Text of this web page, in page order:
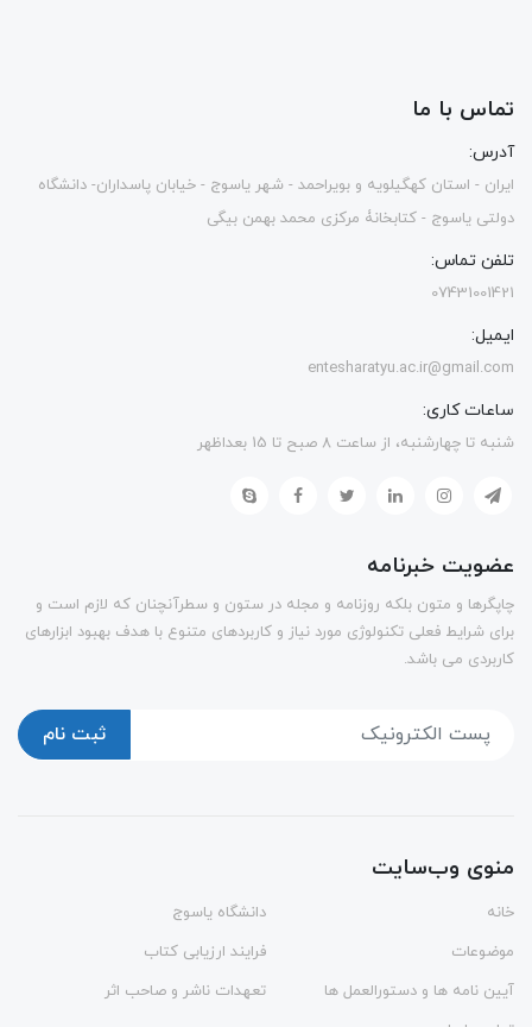
تماس با ما
آدرس:
ایران - استان کهگیلویه و بویراحمد - شهر یاسوج - خیابان پاسداران- دانشگاه
دولتی یاسوج - کتابخانۀ مرکزی محمد بهمن بیگی
تلفن تماس:
07431001421
ایمیل:
entesharatyu.ac.ir@gmail.com
ساعات کاری:
شنبه تا چهارشنبه، از ساعت 8 صبح تا 15 بعداظهر
عضویت خبرنامه
چاپگرها و متون بلکه روزنامه و مجله در ستون و سطرآنچنان که لازم است و
برای شرایط فعلی تکنولوژی مورد نیاز و کاربردهای متنوع با هدف بهبود ابزارهای
کاربردی می باشد.
ثبت نام
منوی وب‌سایت
خانه
دانشگاه یاسوج
موضوعات
فرایند ارزیابی کتاب
آیین نامه ها و دستورالعمل ها
تعهدات ناشر و صاحب اثر